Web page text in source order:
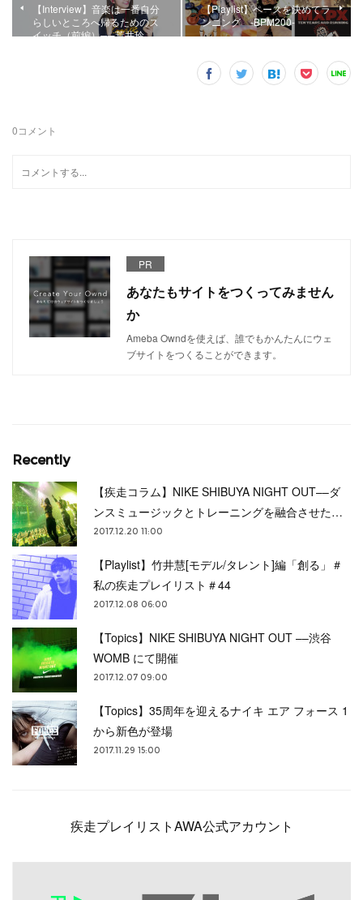
【Interview】音楽は一番自分
らしいところへ帰るためのス
イッチ（前編）──荒井玲…
【Playlist】ペースを決めてラ
ンニング -BPM200-
0コメント
PR
あなたもサイトをつくってみません
か
Ameba Owndを使えば、誰でもかんたんにウェ
ブサイトをつくることができます。
Recently
【疾走コラム】NIKE SHIBUYA NIGHT OUT––ダ
ンスミュージックとトレーニングを融合させた…
2017.12.20 11:00
【Playlist】竹井慧[モデル/タレント]編「創る」＃
私の疾走プレイリスト＃44
2017.12.08 06:00
【Topics】NIKE SHIBUYA NIGHT OUT ––渋谷
WOMB にて開催
2017.12.07 09:00
【Topics】35周年を迎えるナイキ エア フォース 1
から新色が登場
2017.11.29 15:00
疾走プレイリストAWA公式アカウント